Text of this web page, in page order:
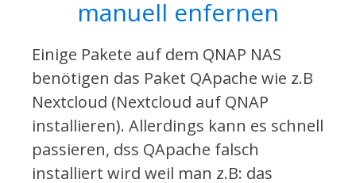
manuell enfernen
Einige Pakete auf dem QNAP NAS
benötigen das Paket QApache wie z.B
Nextcloud (Nextcloud auf QNAP
installieren). Allerdings kann es schnell
passieren, dss QApache falsch
installiert wird weil man z.B: das